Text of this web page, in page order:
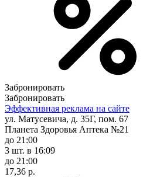
Забронировать
Забронировать
Эффективная реклама на сайте
ул. Матусевича, д. 35Г, пом. 67
Планета Здоровья Аптека №21
до 21:00
3 шт. в 16:09
до 21:00
17,36 р.